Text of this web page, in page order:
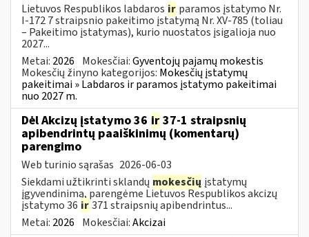
Lietuvos Respublikos labdaros ir paramos įstatymo Nr.
I-172 7 straipsnio pakeitimo įstatymą Nr. XV-785 (toliau
– Pakeitimo įstatymas), kurio nuostatos įsigalioja nuo
2027...
Metai: 2026 Mokesčiai:Gyventojų pajamų mokestis
Mokesčių žinyno kategorijos: Mokesčių įstatymų
pakeitimai » Labdaros ir paramos įstatymo pakeitimai
nuo 2027 m.
Dėl Akcizų įstatymo 36 ir 37-1 straipsnių
apibendrintų paaiškinimų (komentarų)
parengimo
Web turinio sąrašas 2026-06-03
Siekdami užtikrinti sklandų mokesčių įstatymų
įgyvendinimą, parengėme Lietuvos Respublikos akcizų
įstatymo 36 ir371 straipsnių apibendrintus...
Metai: 2026 Mokesčiai:Akcizai